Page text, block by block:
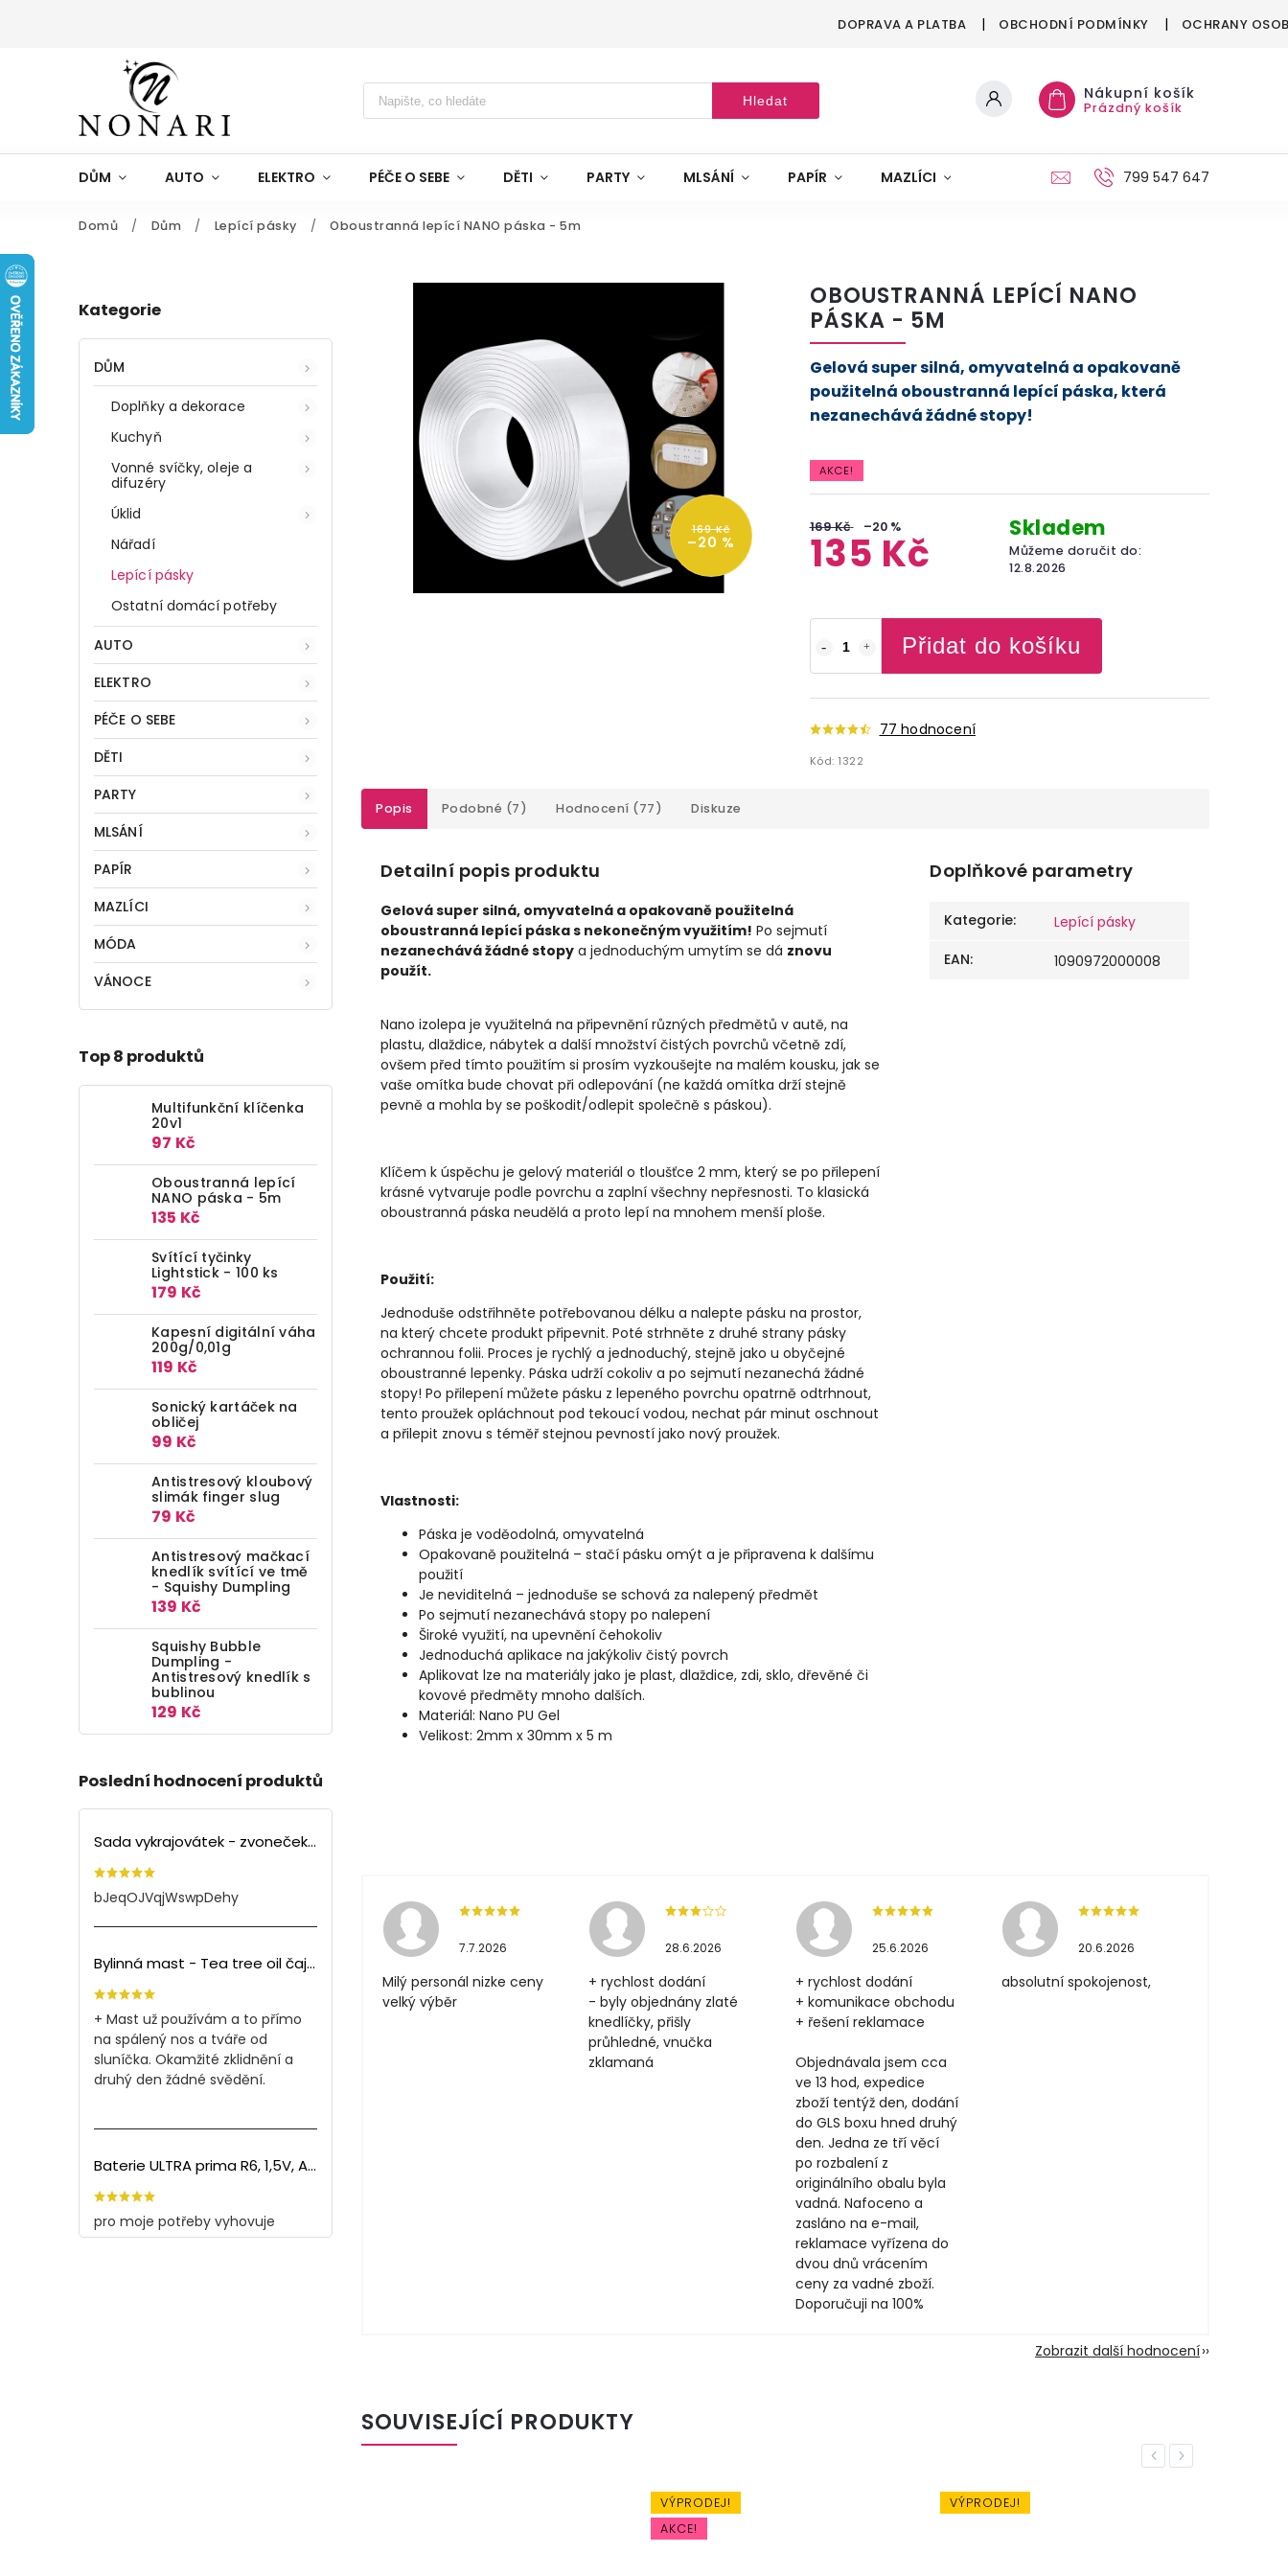
DOPRAVA A PLATBA OBCHODNÍ PODMÍNKY OCHRANY
Hledat Nákupní košík
Prázdný košík
DŮM AUTO ELEKTRO PÉČE O SEBE DĚTI PARTY MLSÁNÍ PAPÍR MAZLÍCI VÁNOCE799 547 647
Domů / Dům / Lepící pásky / Oboustranná lepící NANO páska - 5m
Kategorie
DŮM
Doplňky a dekorace
Kuchyň
Vonné svíčky, oleje a
difuzéry
Úklid
Nářadí
Lepící pásky
Ostatní domácí potřeby
AUTO
ELEKTRO
PÉČE O SEBE
DĚTI
PARTY
MLSÁNÍ
PAPÍR
MAZLÍCI
MÓDA
VÁNOCE
Top 8 produktů
Multifunkční klíčenka
20v1
97 Kč
Oboustranná lepící
NANO páska - 5m
135 Kč
Svítící tyčinky
Lightstick - 100 ks
179 Kč
Kapesní digitální váha
200g/0,01g
119 Kč
Sonický kartáček na
obličej
99 Kč
Antistresový kloubový
slimák finger slug
79 Kč
Antistresový mačkací
knedlík svítící ve tmě
- Squishy Dumpling
139 Kč
Squishy Bubble
Dumpling -
Antistresový knedlík s
bublinou
129 Kč
Poslední hodnocení produktů
Sada vykrajovátek - zvoneček (3ks)
bJeqOJVqjWswpDehy
Bylinná mast - Tea tree oil čajovník (150ml)
+ Mast už používám a to přímo
na spálený nos a tváře od
sluníčka. Okamžité zklidnění a
druhý den žádné svědění.
Baterie ULTRA prima R6, 1,5V, AA - 60ks
pro moje potřeby vyhovuje
169 Kč
–20 %
OBOUSTRANNÁ LEPÍCÍ NANO
PÁSKA - 5M
AKCE!
169 Kč –20 %
135 Kč
Skladem
Můžeme doručit do:
12.8.2026
Přidat do košíku
77 hodnocení
Kód: 1322
Gelová super silná, omyvatelná a opakovaně
použitelná oboustranná lepící páska, která
nezanechává žádné stopy!
Popis Podobné (7) Hodnocení (77) Diskuze
Detailní popis produktu
Gelová super silná, omyvatelná a opakovaně použitelná
oboustranná lepící páska s nekonečným využitím! Po sejmutí
nezanechává žádné stopy a jednoduchým umytím se dá znovu
použít.
Nano izolepa je využitelná na připevnění různých předmětů v autě, na
plastu, dlaždice, nábytek a další množství čistých povrchů včetně zdí,
ovšem před tímto použitím si prosím vyzkoušejte na malém kousku, jak se
vaše omítka bude chovat při odlepování (ne každá omítka drží stejně
pevně a mohla by se poškodit/odlepit společně s páskou).
Klíčem k úspěchu je gelový materiál o tloušťce 2 mm, který se po přilepení
krásné vytvaruje podle povrchu a zaplní všechny nepřesnosti. To klasická
oboustranná páska neudělá a proto lepí na mnohem menší ploše.
Použití:
Jednoduše odstřihněte potřebovanou délku a nalepte pásku na prostor,
na který chcete produkt připevnit. Poté strhněte z druhé strany pásky
ochrannou folii. Proces je rychlý a jednoduchý, stejně jako u obyčejné
oboustranné lepenky. Páska udrží cokoliv a po sejmutí nezanechá žádné
stopy! Po přilepení můžete pásku z lepeného povrchu opatrně odtrhnout,
tento proužek opláchnout pod tekoucí vodou, nechat pár minut oschnout
a přilepit znovu s téměř stejnou pevností jako nový proužek.
Vlastnosti:
Páska je voděodolná, omyvatelná
Opakovaně použitelná – stačí pásku omýt a je připravena k dalšímu
použití
Je neviditelná – jednoduše se schová za nalepený předmět
Po sejmutí nezanechává stopy po nalepení
Široké využití, na upevnění čehokoliv
Jednoduchá aplikace na jakýkoliv čistý povrch
Aplikovat lze na materiály jako je plast, dlaždice, zdi, sklo, dřevěné či
kovové předměty mnoho dalších.
Materiál: Nano PU Gel
Velikost: 2mm x 30mm x 5 m
Doplňkové parametry
Kategorie:
Lepící pásky
EAN: 1090972000008
7.7.2026
Milý personál nizke ceny
velký výběr
28.6.2026
+ rychlost dodání
- byly objednány zlaté
knedlíčky, přišly
průhledné, vnučka
zklamaná
25.6.2026
+ rychlost dodání
+ komunikace obchodu
+ řešení reklamace
Objednávala jsem cca
ve 13 hod, expedice
zboží tentýž den, dodání
do GLS boxu hned druhý
den. Jedna ze tří věcí
po rozbalení z
originálního obalu byla
vadná. Nafoceno a
zasláno na e-mail,
reklamace vyřízena do
dvou dnů vrácením
ceny za vadné zboží.
Doporučuji na 100%
20.6.2026
absolutní spokojenost,
Zobrazit další hodnocení
SOUVISEJÍCÍ PRODUKTY
Previous
Next